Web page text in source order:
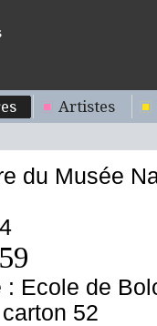
Artistes
du Musée
: Ecole de
52